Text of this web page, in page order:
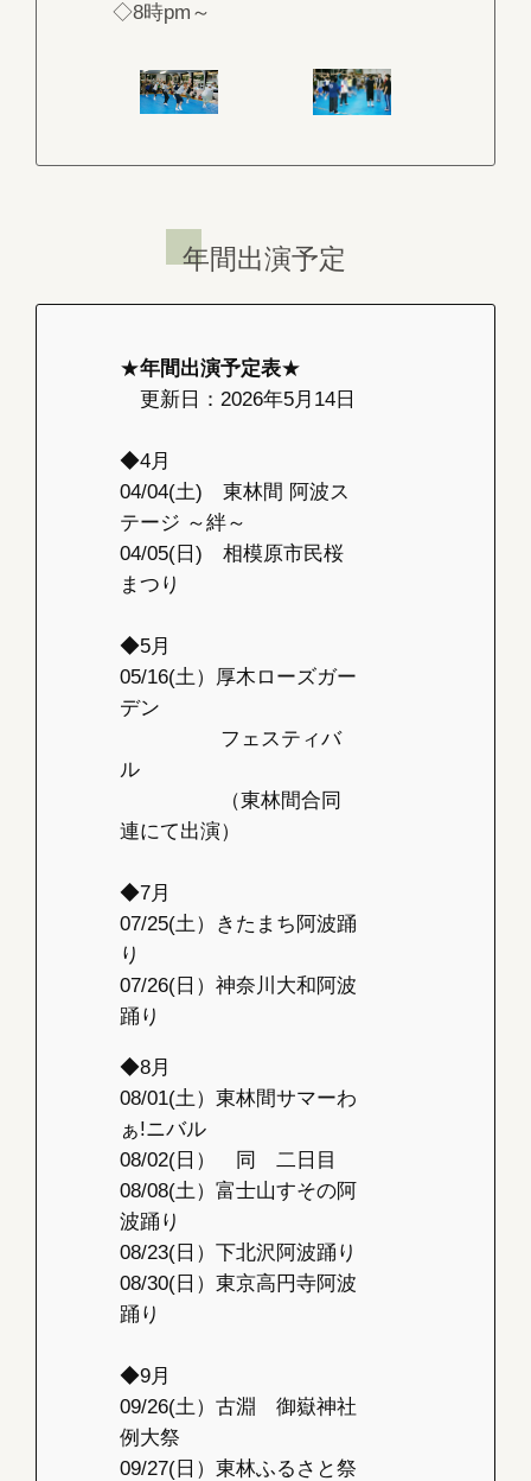
◇8時pm～
年間出演予定
★年間出演予定表★
更新日：2026年5月14日
◆4月
04/04(土) 東林間 阿波ス
テージ ～絆～
04/05(日) 相模原市民桜
まつり
◆5月
05/16(土）厚木ローズガー
デン
フェスティバ
ル
（東林間合同
連にて出演）
◆7月
07/25(土）きたまち阿波踊
り
07/26(日）神奈川大和阿波
踊り
◆8月
08/01(土）東林間サマーわ
ぁ!ニバル
08/02(日） 同 二日目
08/08(土）富士山すその阿
波踊り
08/23(日）下北沢阿波踊り
08/30(日）東京高円寺阿波
踊り
◆9月
09/26(土）古淵 御嶽神社
例大祭
09/27(日）東林ふるさと祭